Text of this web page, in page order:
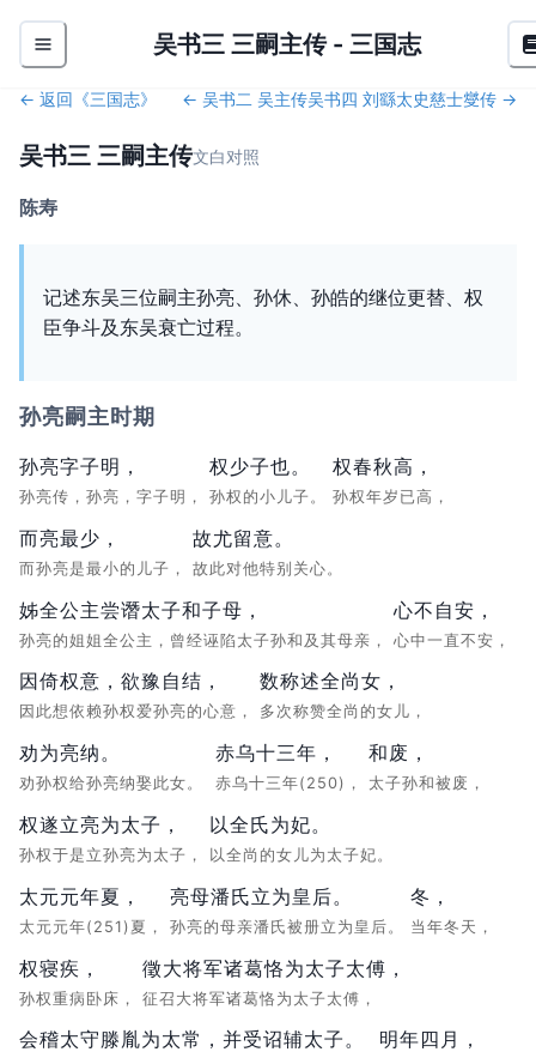
吴书三 三嗣主传- 三国志
← 返回《三国志》 ← 吴书二 吴主传吴书四 刘繇太史慈士燮传 →
吴书三 三嗣主传文白对照
陈寿
记述东吴三位嗣主孙亮、孙休、孙皓的继位更替、权
臣争斗及东吴衰亡过程。
孙亮嗣主时期
孙亮字子明，
孙亮传，孙亮，字子明，
权少子也。
孙权的小儿子。
权春秋高，
孙权年岁已高，
而亮最少，
而孙亮是最小的儿子，
故尤留意。
故此对他特别关心。
姊全公主尝谮太子和子母，
孙亮的姐姐全公主，曾经诬陷太子孙和及其母亲，
心不自安，
心中一直不安，
因倚权意，欲豫自结，
因此想依赖孙权爱孙亮的心意，
数称述全尚女，
多次称赞全尚的女儿，
劝为亮纳。
劝孙权给孙亮纳娶此女。
赤乌十三年，
赤乌十三年(250)，
和废，
太子孙和被废，
权遂立亮为太子，
孙权于是立孙亮为太子，
以全氏为妃。
以全尚的女儿为太子妃。
太元元年夏，
太元元年(251)夏，
亮母潘氏立为皇后。
孙亮的母亲潘氏被册立为皇后。
冬，
当年冬天，
权寝疾，
孙权重病卧床，
徵大将军诸葛恪为太子太傅，
征召大将军诸葛恪为太子太傅，
会稽太守滕胤为太常， 并受诏辅太子。 明年四月，